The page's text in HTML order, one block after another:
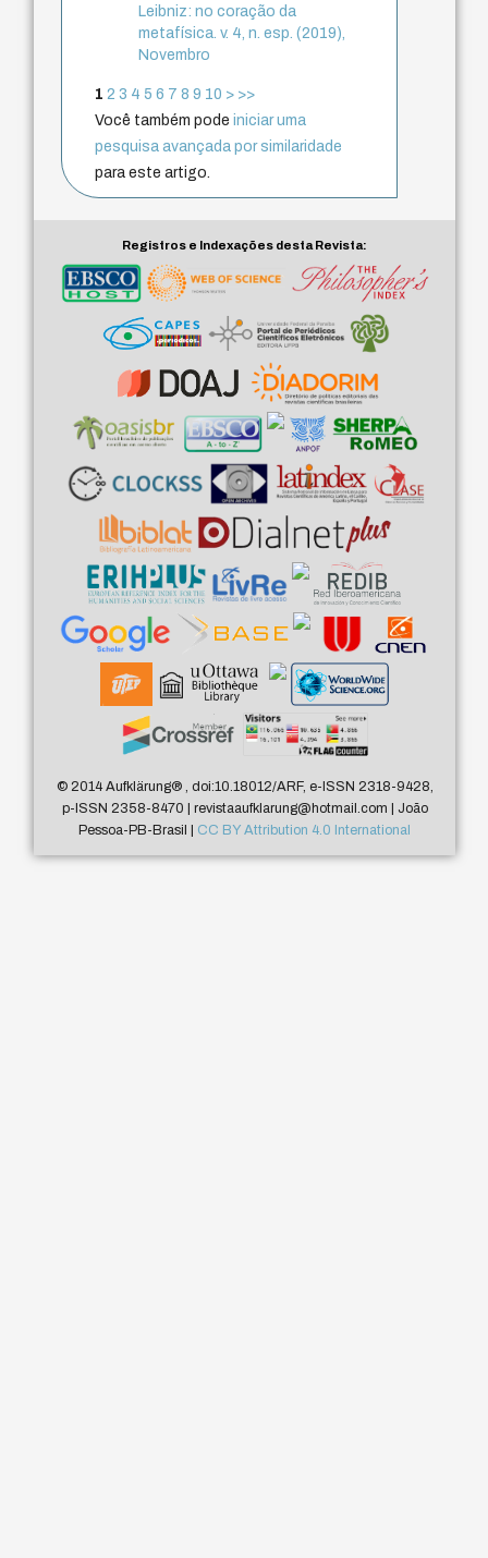
Leibniz: no coração da
metafísica. v. 4, n. esp. (2019),
Novembro
1 2 3 4 5 6 7 8 9 10 > >>
Você também podeiniciar uma
pesquisa avançada por similaridade
para este artigo.
Registros e Indexações desta Revista:
© 2014 Aufklärung®, doi:10.18012/ARF, e-ISSN 2318-9428,
p-ISSN 2358-8470 | revistaaufklarung@hotmail.com | João
Pessoa-PB-Brasil | CC BY Attribution 4.0 International